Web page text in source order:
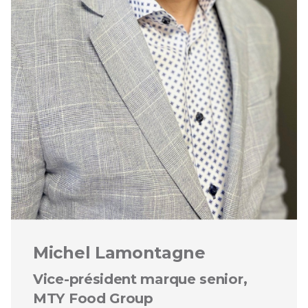
Michel Lamontagne
Vice-président marque senior,
MTY Food Group